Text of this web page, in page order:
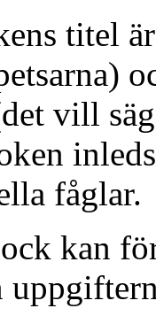
titel
vill
fåglar.
kan